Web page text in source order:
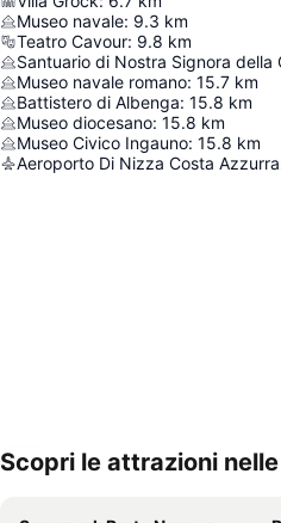
Museo navale: 9.3 km
Teatro Cavour: 9.8 km
Santuario di Nostra Signora della
Museo navale romano: 15.7 km
Battistero di Albenga: 15.8 km
Museo diocesano: 15.8 km
Museo Civico Ingauno: 15.8 km
Aeroporto Di Nizza Costa Azzurra
Espandi mappa
Scopri le attrazioni